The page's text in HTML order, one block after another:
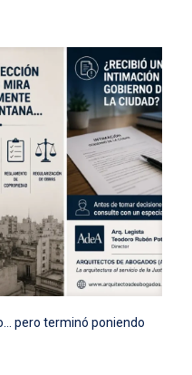
pero terminó poniendo